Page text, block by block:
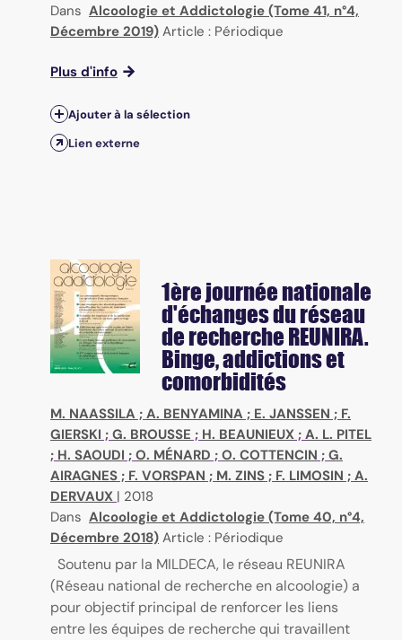
Dans Alcoologie et Addictologie (Tome 41, n°4,
Décembre 2019) Article : Périodique
Plus d'info
Ajouter à la sélection
Lien externe
1ère journée nationale
d'échanges du réseau
de recherche REUNIRA.
Binge, addictions et
comorbidités
M. NAASSILA ; A. BENYAMINA ; E. JANSSEN ; F.
GIERSKI ; G. BROUSSE ; H. BEAUNIEUX ; A. L. PITEL
; H. SAOUDI ; O. MÉNARD ; O. COTTENCIN ; G.
AIRAGNES ; F. VORSPAN ; M. ZINS ; F. LIMOSIN ; A.
DERVAUX | 2018
Dans Alcoologie et Addictologie (Tome 40, n°4,
Décembre 2018) Article : Périodique
Soutenu par la MILDECA, le réseau REUNIRA
(Réseau national de recherche en alcoologie) a
pour objectif principal de renforcer les liens
entre les équipes de recherche qui travaillent